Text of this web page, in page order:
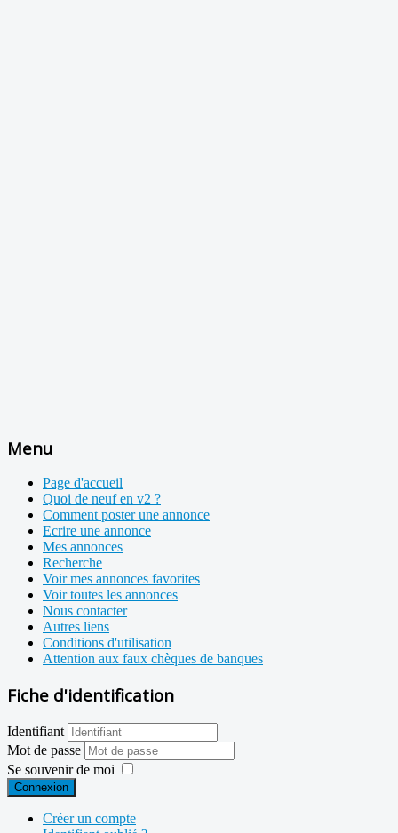
Menu
Page d'accueil
Quoi de neuf en v2 ?
Comment poster une annonce
Ecrire une annonce
Mes annonces
Recherche
Voir mes annonces favorites
Voir toutes les annonces
Nous contacter
Autres liens
Conditions d'utilisation
Attention aux faux chèques de banques
Fiche d'identification
Identifiant
Mot de passe
Se souvenir de moi
Connexion
Créer un compte